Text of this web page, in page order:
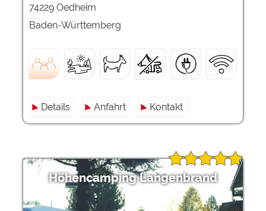
74229 Oedheim
Baden-Württemberg
Details Anfahrt Kontakt
Höhencamping Langenbrand